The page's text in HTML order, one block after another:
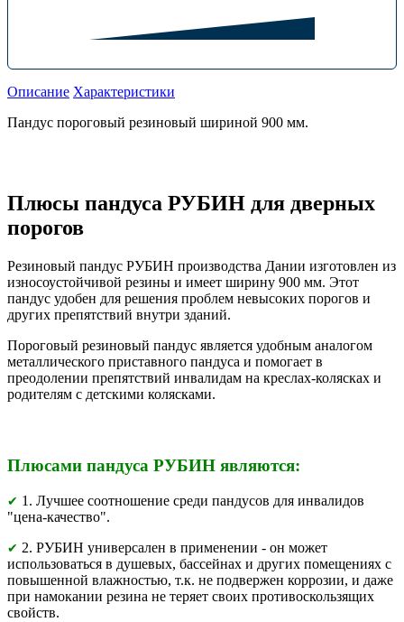
Описание Характеристики
Пандус пороговый резиновый шириной 900 мм.
Плюсы пандуса РУБИН для дверных
порогов
Резиновый пандус РУБИН производства Дании изготовлен из
износоустойчивой резины и имеет ширину 900 мм. Этот
пандус удобен для решения проблем невысоких порогов и
других препятствий внутри зданий.
Пороговый резиновый пандус является удобным аналогом
металлического приставного пандуса и помогает в
преодолении препятствий инвалидам на креслах-колясках и
родителям с детскими колясками.
Плюсами пандуса РУБИН являются:
✔ 1. Лучшее соотношение среди пандусов для инвалидов
"цена-качество".
✔ 2. РУБИН универсален в применении - он может
использоваться в душевых, бассейнах и других помещениях с
повышенной влажностью, т.к. не подвержен коррозии, и даже
при намокании резина не теряет своих противоскользящих
свойств.